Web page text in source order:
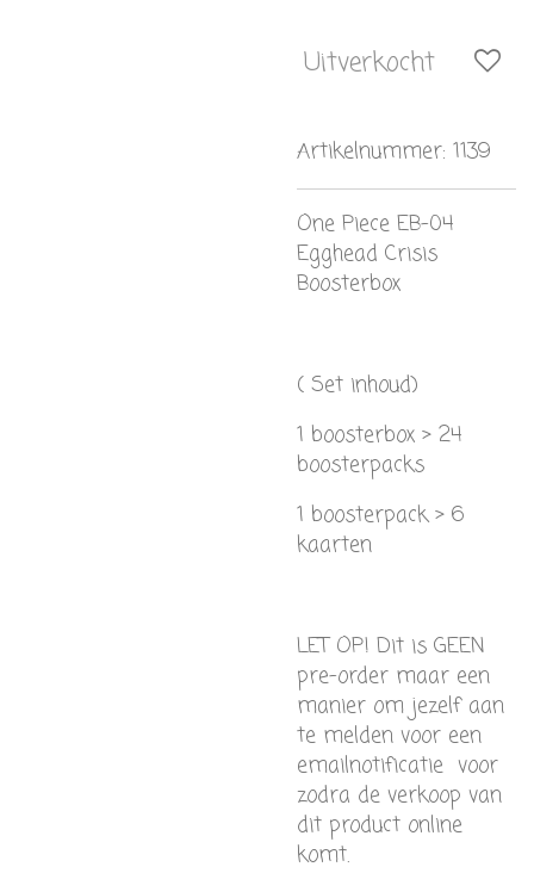
Uitverkocht
Artikelnummer: 1139
One Piece EB-04
Egghead Crisis
Boosterbox
( Set inhoud)
1 boosterbox > 24
boosterpacks
1 boosterpack > 6
kaarten
LET OP! Dit is GEEN
pre-order maar een
manier om jezelf aan
te melden voor een
emailnotificatie voor
zodra de verkoop van
dit product online
komt.